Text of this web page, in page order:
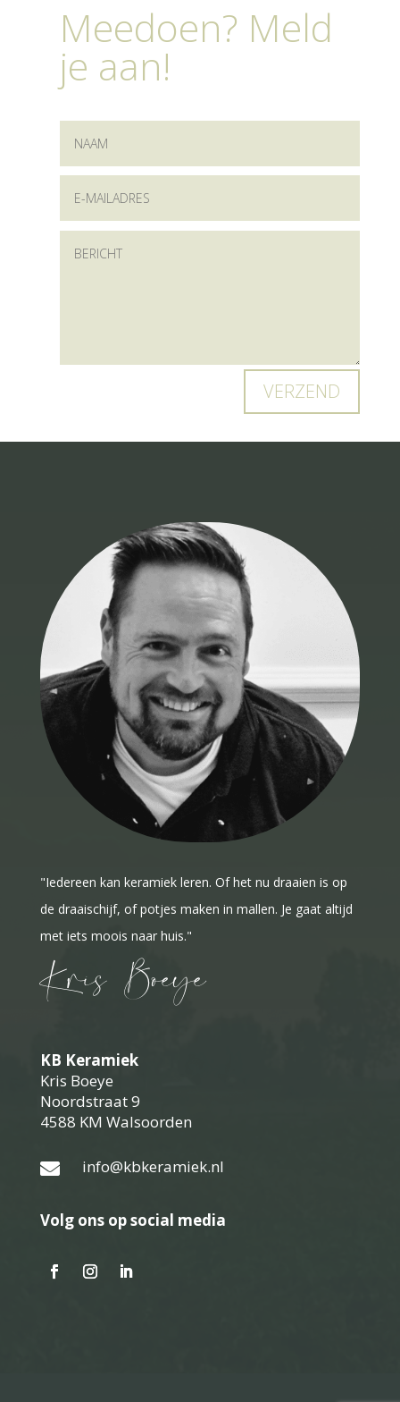
Meedoen? Meld
je aan!
VERZEND
"Iedereen kan keramiek leren. Of het nu draaien is op
de draaischijf, of potjes maken in mallen. Je gaat altijd
met iets moois naar huis."
Kris Boeye
KB Keramiek
Kris Boeye
Noordstraat 9
4588 KM Walsoorden
 info@kbkeramiek.nl
Volg ons op social media